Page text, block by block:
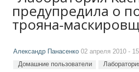
предупредила о
трояна-
Александр Панасенко 02 апреля 2010 -
Домашние пользователи